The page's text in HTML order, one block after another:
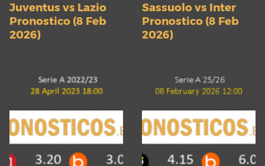
Juventus vs Lazio
Pronostico (8 Feb
2026)
Sassuolo vs Inter
Pronostico (8 Feb
2026)